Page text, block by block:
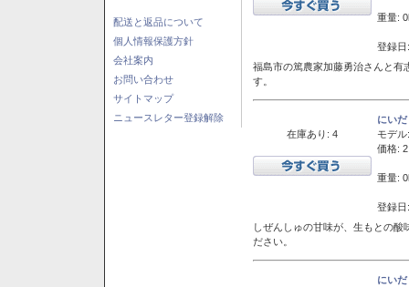
配送と返品について
個人情報保護方針
会社案内
お問い合わせ
サイトマップ
ニュースレター登録解除
重量:
登録
福島市の篤農家加藤勇治さんと有
す。
在庫あり: 4
にい
モデル:
価格:
重量:
登録
しぜんしゅの甘味が、生もとの
ださい。
にい